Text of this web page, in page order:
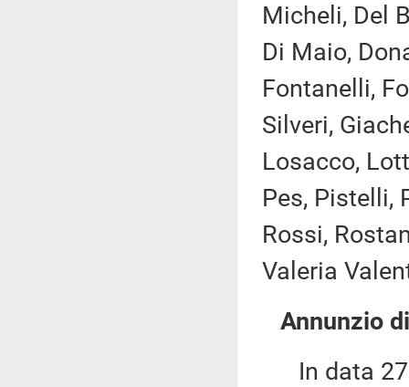
Micheli, Del
Di Maio,
Fontanelli,
Silveri,
Losacco,
Pes, Pistelli,
Rossi,
Valeria
Annunzio
In data 27